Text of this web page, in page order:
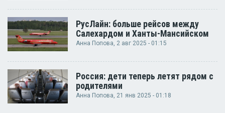
РусЛайн: больше рейсов между
Салехардом и Ханты-Мансийском
Анна Попова, 2 авг 2025 - 01:15
Россия: дети теперь летят рядом с
родителями
Анна Попова, 21 янв 2025 - 01:18